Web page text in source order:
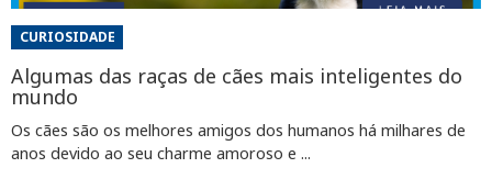
CURIOSIDADE
Algumas das raças de cães mais inteligentes do
mundo
Os cães são os melhores amigos dos humanos há milhares de
anos devido ao seu charme amoroso e ...